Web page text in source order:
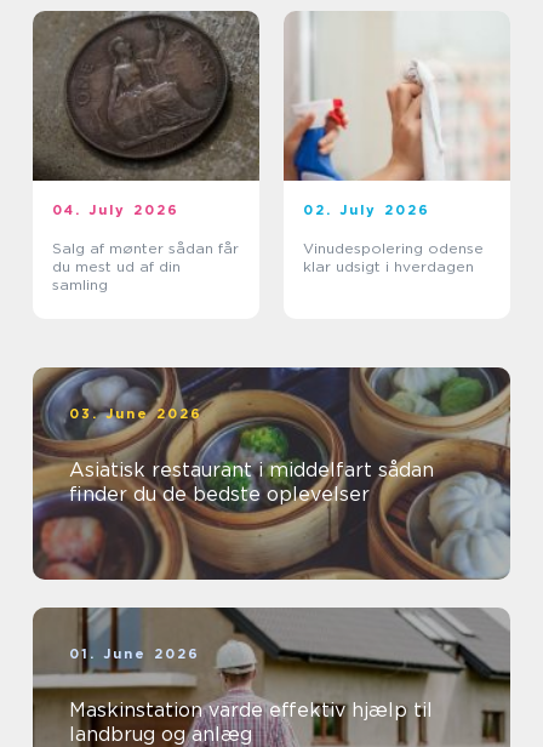
04. July 2026
Salg af mønter sådan får
du mest ud af din
samling
02. July 2026
Vinudespolering odense
klar udsigt i hverdagen
03. June 2026
Asiatisk restaurant i middelfart sådan
finder du de bedste oplevelser
01. June 2026
Maskinstation varde effektiv hjælp til
landbrug og anlæg